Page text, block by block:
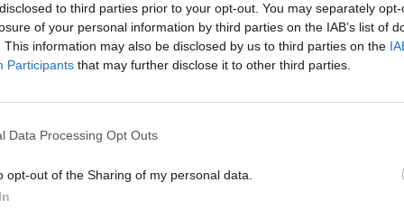
to third parties prior to your opt-out. You may separately
of your personal information by third parties on the IAB’s list of
This information may also be disclosed by us to third parties on the
Participants that may further disclose it to other third parties.
Data Processing Opt Outs
opt-out of the Sharing of my personal data.
pirmavo 2:0, tačiau „Nefči“ po to laimėjo
rezultatą.
pareikalavusiai finalo serijai kaunietis kiek
šiemet apginti titulą buvo sunku.